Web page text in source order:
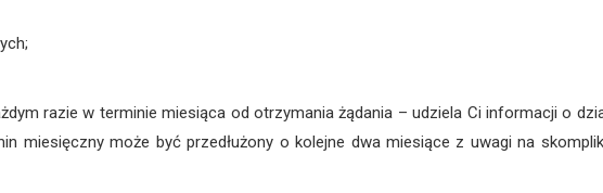
razie w terminie miesiąca od otrzymania żądania – udziela Ci informacji o
miesięczny może być przedłużony o kolejne dwa miesiące z uwagi na